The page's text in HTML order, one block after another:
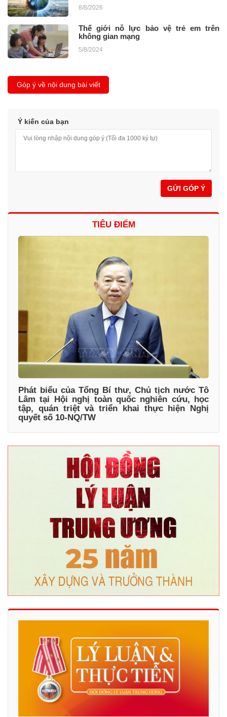
8/8/2026
Thế giới nỗ lực bảo vệ trẻ em trên
không gian mạng
5/8/2024
Góp ý về nội dung bài viết
Ý kiến của bạn
GỬI GÓP Ý
TIÊU ĐIỂM
Phát biểu của Tổng Bí thư, Chủ tịch nước Tô
Lâm tại Hội nghị toàn quốc nghiên cứu, học
tập, quán triệt và triển khai thực hiện Nghị
quyết số 10-NQ/TW